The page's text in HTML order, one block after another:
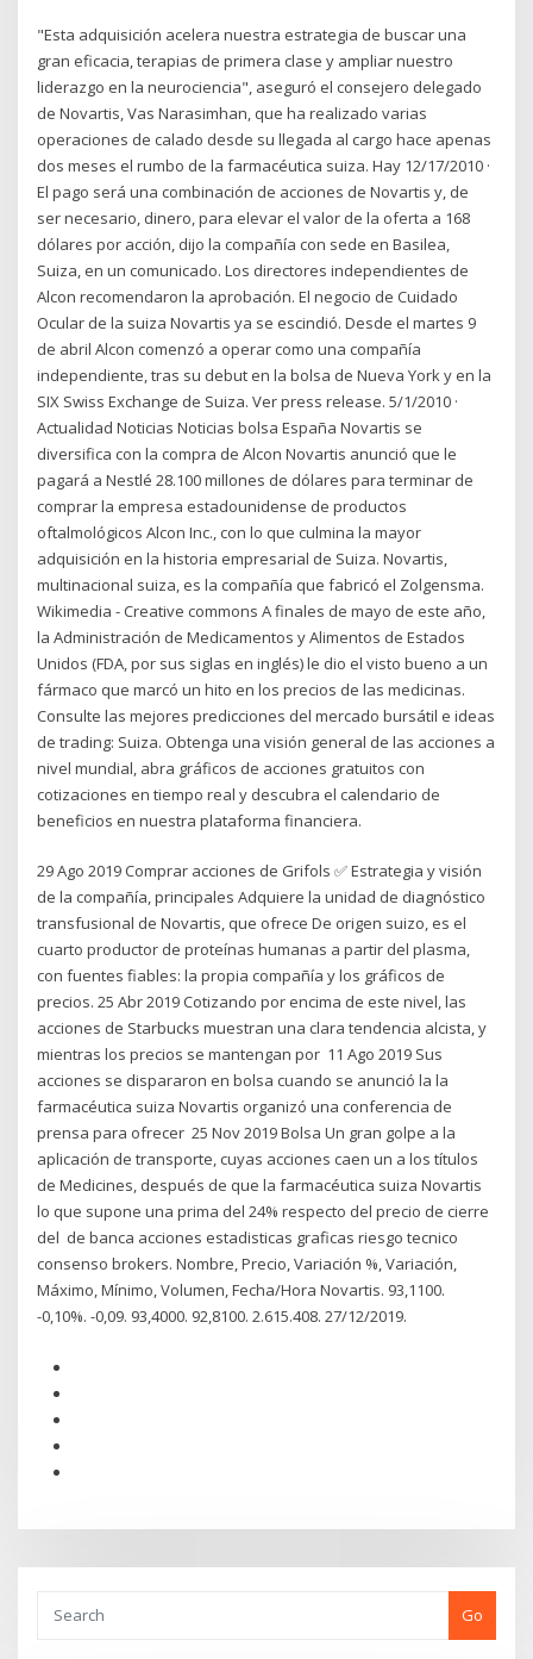
"Esta adquisición acelera nuestra estrategia de buscar una
gran eficacia, terapias de primera clase y ampliar nuestro
liderazgo en la neurociencia", aseguró el consejero delegado
de Novartis, Vas Narasimhan, que ha realizado varias
operaciones de calado desde su llegada al cargo hace apenas
dos meses el rumbo de la farmacéutica suiza. Hay 12/17/2010 ·
El pago será una combinación de acciones de Novartis y, de
ser necesario, dinero, para elevar el valor de la oferta a 168
dólares por acción, dijo la compañía con sede en Basilea,
Suiza, en un comunicado. Los directores independientes de
Alcon recomendaron la aprobación. El negocio de Cuidado
Ocular de la suiza Novartis ya se escindió. Desde el martes 9
de abril Alcon comenzó a operar como una compañía
independiente, tras su debut en la bolsa de Nueva York y en la
SIX Swiss Exchange de Suiza. Ver press release. 5/1/2010 ·
Actualidad Noticias Noticias bolsa España Novartis se
diversifica con la compra de Alcon Novartis anunció que le
pagará a Nestlé 28.100 millones de dólares para terminar de
comprar la empresa estadounidense de productos
oftalmológicos Alcon Inc., con lo que culmina la mayor
adquisición en la historia empresarial de Suiza. Novartis,
multinacional suiza, es la compañía que fabricó el Zolgensma.
Wikimedia - Creative commons A finales de mayo de este año,
la Administración de Medicamentos y Alimentos de Estados
Unidos (FDA, por sus siglas en inglés) le dio el visto bueno a un
fármaco que marcó un hito en los precios de las medicinas.
Consulte las mejores predicciones del mercado bursátil e ideas
de trading: Suiza. Obtenga una visión general de las acciones a
nivel mundial, abra gráficos de acciones gratuitos con
cotizaciones en tiempo real y descubra el calendario de
beneficios en nuestra plataforma financiera.
29 Ago 2019 Comprar acciones de Grifols ✅ Estrategia y visión
de la compañía, principales Adquiere la unidad de diagnóstico
transfusional de Novartis, que ofrece De origen suizo, es el
cuarto productor de proteínas humanas a partir del plasma,
con fuentes fiables: la propia compañía y los gráficos de
precios. 25 Abr 2019 Cotizando por encima de este nivel, las
acciones de Starbucks muestran una clara tendencia alcista, y
mientras los precios se mantengan por 11 Ago 2019 Sus
acciones se dispararon en bolsa cuando se anunció la la
farmacéutica suiza Novartis organizó una conferencia de
prensa para ofrecer 25 Nov 2019 Bolsa Un gran golpe a la
aplicación de transporte, cuyas acciones caen un a los títulos
de Medicines, después de que la farmacéutica suiza Novartis
lo que supone una prima del 24% respecto del precio de cierre
del de banca acciones estadisticas graficas riesgo tecnico
consenso brokers. Nombre, Precio, Variación %, Variación,
Máximo, Mínimo, Volumen, Fecha/Hora Novartis. 93,1100.
-0,10%. -0,09. 93,4000. 92,8100. 2.615.408. 27/12/2019.
Go